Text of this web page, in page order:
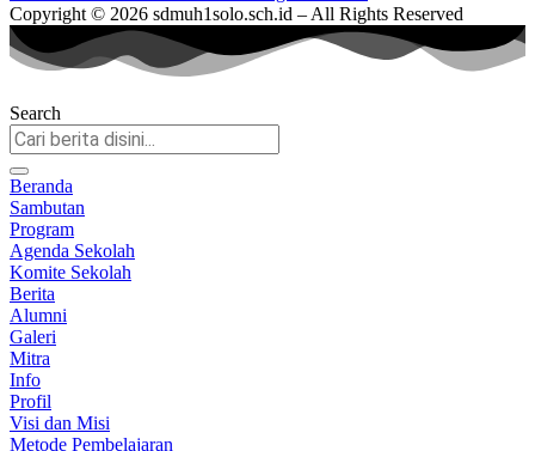
Copyright © 2026 sdmuh1solo.sch.id – All Rights Reserved
Search
Beranda
Sambutan
Program
Agenda Sekolah
Komite Sekolah
Berita
Alumni
Galeri
Mitra
Info
Profil
Visi dan Misi
Metode Pembelajaran